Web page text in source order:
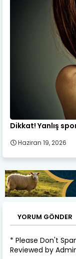
Dikkat! Yanlış
Haziran 19, 2026
YORUM GÖNDER
* Please Don't
Reviewed by